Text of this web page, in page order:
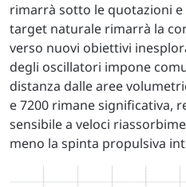
rimarrà sotto le quotazioni
target naturale rimarrà la
verso nuovi obiettivi
degli oscillatori impone
distanza dalle aree
e 7200 rimane significativa,
sensibile a veloci
meno la spinta propulsiva